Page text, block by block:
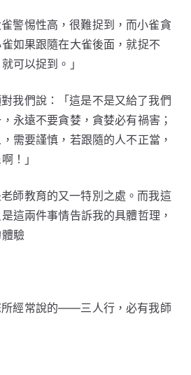
警惕性高，很難捉到，而小雀貪
如果跟隨在大雀後面，就捉不
可以捉到。」
我們說：「這是不是又給了我們
永遠不要貪婪，貪婪必有禍害；
需要謹慎，若跟隨的人不正當，
！」
師教育的又一特別之處。而我這
這兩件事情告訴我的具體哲理，
驗
所經常說的——三人行，必有我師